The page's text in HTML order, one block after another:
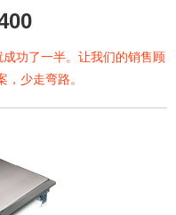
功了一半。让我们的销售顾
少走弯路。